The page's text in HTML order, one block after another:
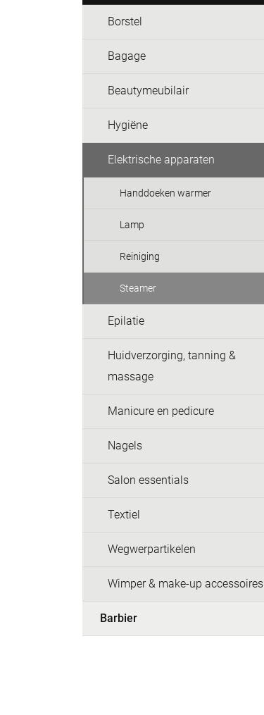
Borstel
Bagage
Beautymeubilair
Hygiëne
Elektrische apparaten
Handdoeken warmer
Lamp
Reiniging
Steamer
Epilatie
Huidverzorging, tanning &
massage
Manicure en pedicure
Nagels
Salon essentials
Textiel
Wegwerpartikelen
Wimper & make-up accessoires
Barbier